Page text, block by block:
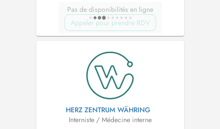
Pas de disponibilités en ligne
Appeler pour prendre RDV
HERZ ZENTRUM WÄHRING
Interniste / Médecine interne